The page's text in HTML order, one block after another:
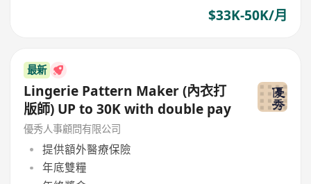
$33K-50K/月
最新
Lingerie Pattern Maker (內衣打
版師) UP to 30K with double pay
優秀人事顧問有限公司
提供額外醫療保險
年底雙糧